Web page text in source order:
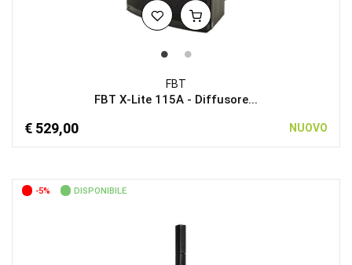
FBT
FBT X-Lite 115A - Diffusore...
€ 529,00 NUOVO
-5% DISPONIBILE